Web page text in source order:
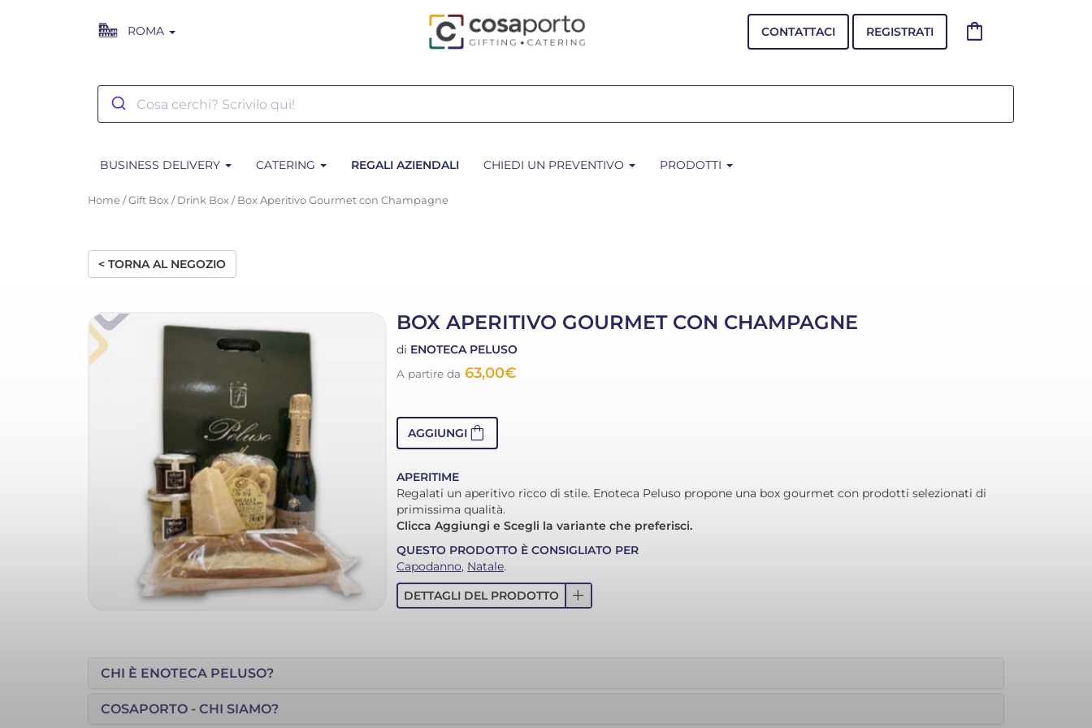
ROMA CONTATTACI REGISTRATI shopping_bag
BUSINESS DELIVERY CATERING REGALI AZIENDALI CHIEDI UN PREVENTIVO PRODOTTI
Home /Gift Box / Drink Box / Box Aperitivo Gourmet con Champagne
< TORNA AL NEGOZIO
BOX APERITIVO GOURMET CON CHAMPAGNE
di ENOTECA PELUSO
A partire da 63,00€
AGGIUNGI shopping_bag
APERITIME
Regalati un aperitivo ricco di stile. Enoteca Peluso propone una box gourmet con prodotti selezionati di
primissima qualità.
Clicca Aggiungi e Scegli la variante che preferisci.
QUESTO PRODOTTO È CONSIGLIATO PER
Capodanno, Natale.
DETTAGLI DEL PRODOTTO
add
CHI È ENOTECA PELUSO?
COSAPORTO - CHI SIAMO?